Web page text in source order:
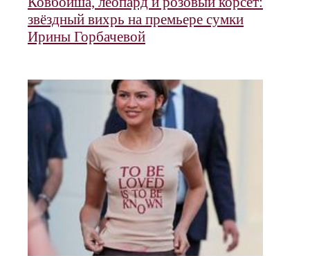
звёздный вихрь на премьере сумки
Ирины Горбачевой